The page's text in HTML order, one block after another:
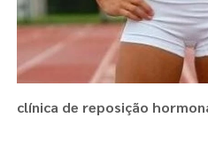
clínica de reposição